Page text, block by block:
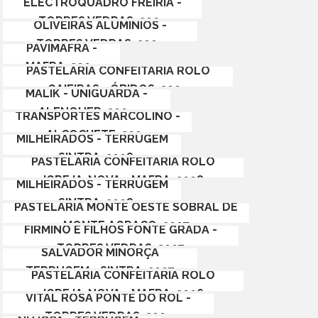
ENGITETRA - SINTRA, 2012
TORRES VEDRAS, 2009
OLIVEIRAS ALUMÍNIOS -
TORRES VEDRAS, 2009
PAVIMAFRA -
MAFRA, 2009
PASTELARIA CONFEITARIA ROLO
GAIEIRAS - ÓBIDOS, 2009
MALIK - UNIGUARDA -
ALENQUER, 2009
TRANSPORTES MARCOLINO -
ALCOCHETE, 2009
MILHEIRADOS - TERRUGEM
- SINTRA, 2008
PASTELARIA CONFEITARIA ROLO
IGREJA-NOVA - MAFRA, 2008
MILHEIRADOS - TERRUGEM
- SINTRA, 2008
PASTELARIA MONTE OESTE SOBRAL DE
MONTE AGRAÇO, 2007
FIRMINO E FILHOS FONTE GRADA -
TORRES VEDRAS, 2007
SALVADOR MINORÇA
TERRUGEM - SINTRA, 2007
PASTELARIA CONFEITARIA ROLO
IGREJA-NOVA - MAFRA, 2006
VITAL ROSA PONTE DO ROL -